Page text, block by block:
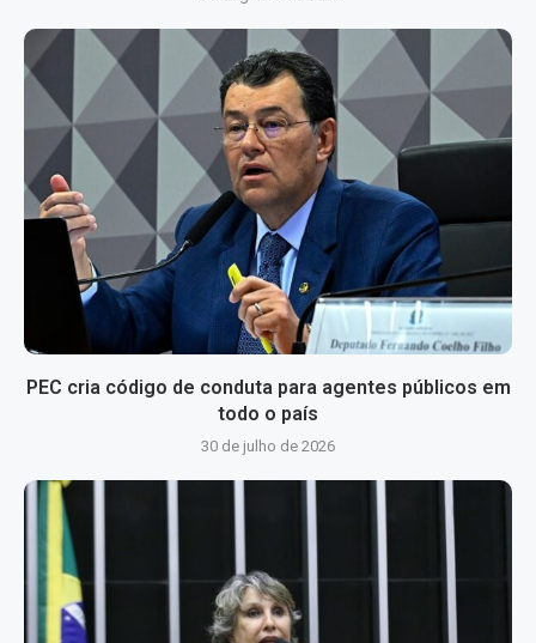
PEC cria código de conduta para agentes públicos em
todo o país
30 de julho de 2026